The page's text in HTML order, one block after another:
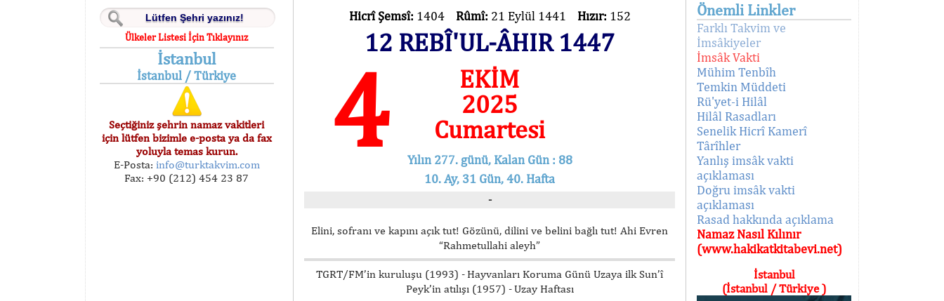
Ülkeler Listesi İçin Tıklayınız
İstanbul
İstanbul / Türkiye
Seçtiğiniz şehrin namaz vakitleri
için lütfen bizimle e-posta ya da fax
yoluyla temas kurun.
E-Posta: info@turktakvim.com
Fax: +90 (212) 454 23 87
Hicrî Şemsî: 1404 Rûmî: 21 Eylül 1441 Hızır: 152
12 REBÎ'UL-ÂHIR 1447
4
EKİM
2025
Cumartesi
Yılın 277. günü, Kalan Gün : 88
10. Ay, 31 Gün, 40. Hafta
-
Elini, sofranı ve kapını açık tut! Gözünü, dilini ve belini bağlı tut! Ahi Evren
“Rahmetullahi aleyh”
TGRT/FM’in kuruluşu (1993) - Hayvanları Koruma Günü Uzaya ilk Sun’î
Peyk’in atılışı (1957) - Uzay Haftası
Önemli Linkler
Farklı Takvim ve
İmsâkiyeler
İmsâk Vakti
Mühim Tenbîh
Temkin Müddeti
Rü'yet-i Hilâl
Hilâl Rasadları
Senelik Hicrî Kamerî
Târîhler
Yanlış imsâk vakti
açıklaması
Doğru imsâk vakti
açıklaması
Rasad hakkında açıklama
Namaz Nasıl Kılınır
(www.hakikatkitabevi.net)
İstanbul
(İstanbul / Türkiye )